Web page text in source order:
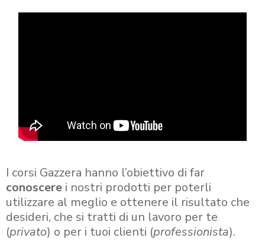
I corsi Gazzera hanno l’obiettivo di far
conoscere i nostri prodotti per poterli
utilizzare al meglio e ottenere il risultato che
desideri, che si tratti di un lavoro per te
(privato) o per i tuoi clienti (professionista).